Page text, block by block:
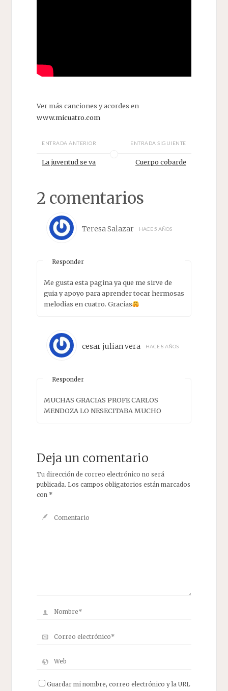
Ver más canciones y acordes en
www.micuatro.com
ENTRADA ANTERIOR
La juventud se va
ENTRADA SIGUIENTE
Cuerpo cobarde
2 comentarios
Teresa Salazar HACE 5 AÑOS
Responder
Me gusta esta pagina ya que me sirve de
guia y apoyo para aprender tocar hermosas
melodias en cuatro. Gracias
cesar julian vera HACE 8 AÑOS
Responder
MUCHAS GRACIAS PROFE CARLOS
MENDOZA LO NESECITABA MUCHO
Deja un comentario
Tu dirección de correo electrónico no será
publicada. Los campos obligatorios están marcados
con *
Guardar mi nombre, correo electrónico y la URL